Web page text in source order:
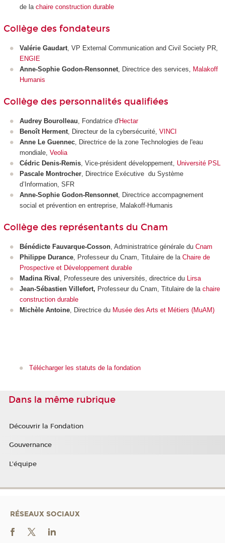
de la chaire construction durable
Collège des fondateurs
Valérie Gaudart, VP External Communication and Civil Society PR,
ENGIE
Anne-Sophie Godon-Rensonnet, Directrice des services, Malakoff
Humanis
Collège des personnalités qualifiées
Audrey Bourolleau, Fondatrice d'Hectar
Benoît Herment, Directeur de la cybersécurité, VINCI
Anne Le Guennec, Directrice de la zone Technologies de l'eau
mondiale, Veolia
Cédric Denis-Remis, Vice-président développement, Université PSL
Pascale Montrocher, Directrice Exécutive du Système
d’Information, SFR
Anne-Sophie Godon-Rensonnet, Directrice accompagnement
social et prévention en entreprise, Malakoff-Humanis
Collège des représentants du Cnam
Bénédicte Fauvarque-Cosson , Administratrice générale du Cnam
Philippe Durance , Professeur du Cnam, Titulaire de la Chaire de
Prospective et Développement durable
Madina Rival
, Professeure des universités, directrice du
Lirsa
Jean-Sébastien Villefort, Professeur du Cnam, Titulaire de la chaire
construction durable
Michèle Antoine
Directrice du Musée des Arts et Métiers (MuAM)
Télécharger les statuts de la fondation
Dans la même rubrique
Découvrir la Fondation
Gouvernance
L'équipe
RÉSEAUX SOCIAUX